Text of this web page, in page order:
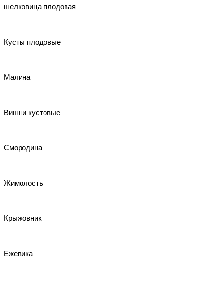
шелковица плодовая
Кусты плодовые
Малина
Вишни кустовые
Смородина
Жимолость
Крыжовник
Ежевика